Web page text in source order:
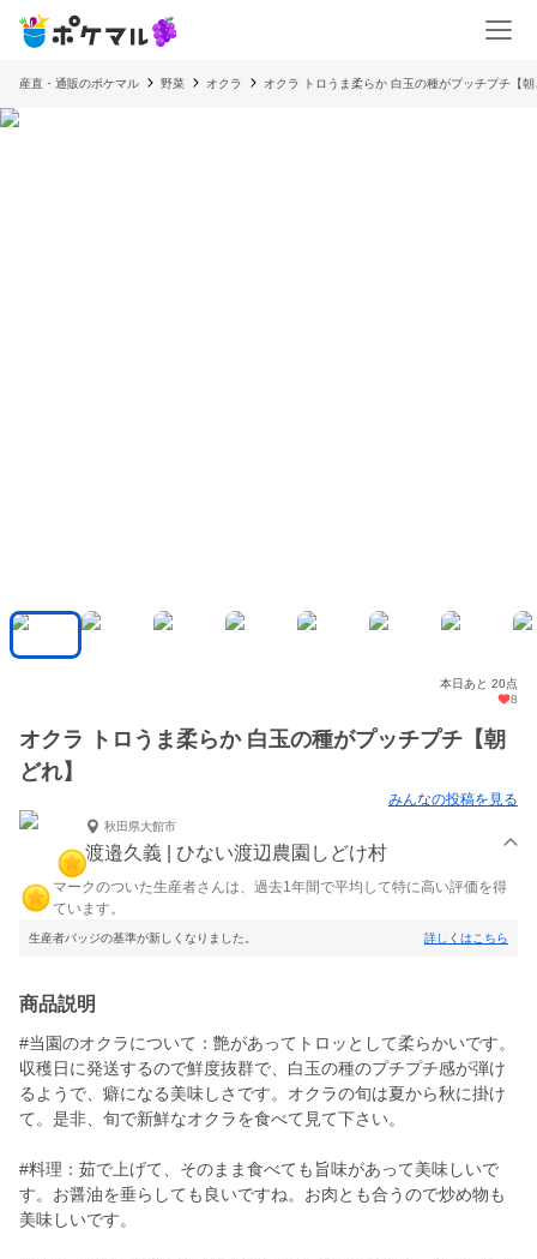
産直・通販のポケマル 野菜 オクラ オクラ トロうま柔らか 白玉の種がプッチプチ【
本日あと 20点
8
オクラ トロうま柔らか 白玉の種がプッチプチ【朝
どれ】
みんなの投稿を見る
秋田県大館市
渡邉久義 | ひない渡辺農園しどけ村
マークのついた生産者さんは、過去1年間で平均して特に高い評価を得
ています。
生産者バッジの基準が新しくなりました。 詳しくはこちら
商品説明
#当園のオクラについて：艶があってトロッとして柔らかいです。
収穫日に発送するので鮮度抜群で、白玉の種のプチプチ感が弾け
るようで、癖になる美味しさです。オクラの旬は夏から秋に掛け
て。是非、旬で新鮮なオクラを食べて見て下さい。
#料理：茹で上げて、そのまま食べても旨味があって美味しいで
す。お醤油を垂らしても良いですね。お肉とも合うので炒め物も
美味しいです。